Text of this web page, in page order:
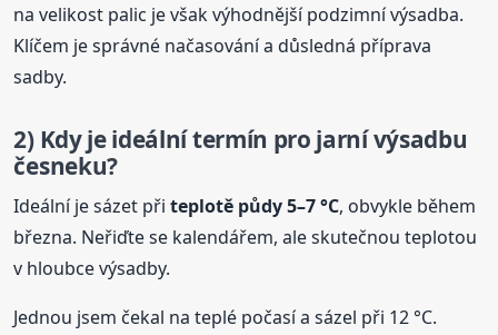
na velikost palic je však výhodnější podzimní výsadba.
Klíčem je správné načasování a důsledná příprava
sadby.
2) Kdy je ideální termín pro jarnívýsadbu
česneku?
Ideální je sázet přiteplotě půdy 5–7 °C, obvykle během
března. Neřiďte se kalendářem, ale skutečnou teplotou
v hloubce výsadby.
Jednou jsem čekal na teplé počasí a sázel při 12 °C.